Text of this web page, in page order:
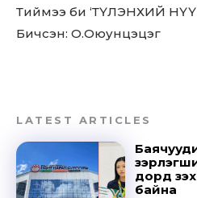
Тиймээ би ‘ТҮЛЭНХИЙ
Бичсэн: О.Оюунцэцэг
LATEST ARTICLES
дорд
байна